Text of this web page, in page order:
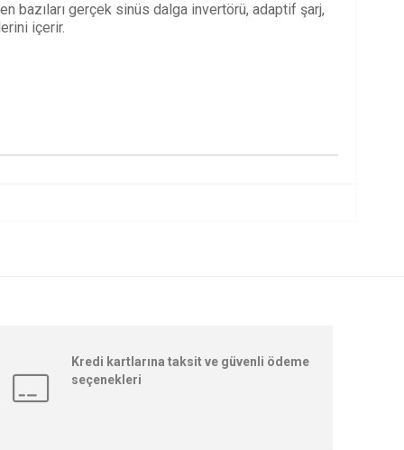
bazıları gerçek sinüs dalga invertörü, adaptif şarj,
içerir.
Kredi kartlarına taksit ve güvenli ödeme
seçenekleri